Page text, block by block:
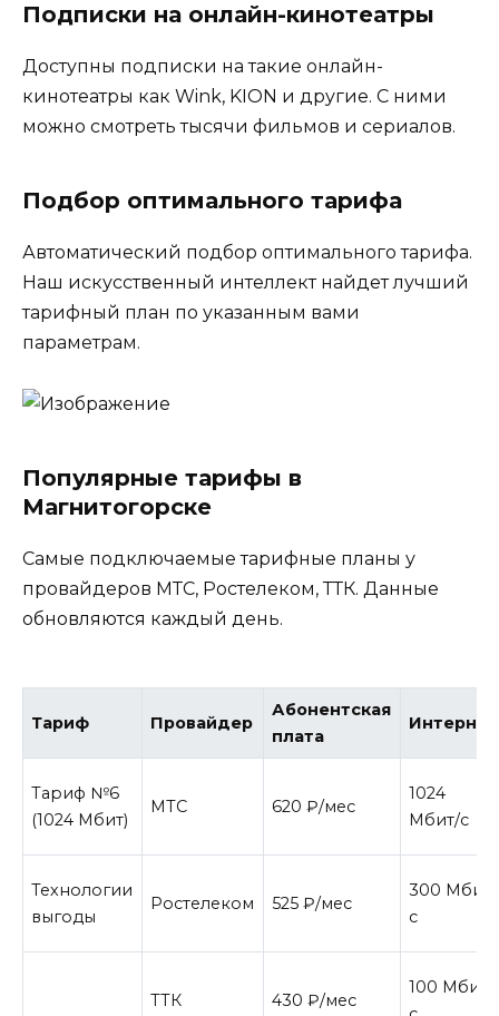
Подписки на онлайн-кинотеатры
Доступны подписки на такие онлайн-
кинотеатры как Wink, KION и другие. С ними
можно смотреть тысячи фильмов и сериалов.
Подбор оптимального тарифа
Автоматический подбор оптимального тарифа.
Наш искусственный интеллект найдет лучший
тарифный план по указанным вами
параметрам.
Популярные тарифы в
Магнитогорске
Самые подключаемые тарифные планы у
провайдеров МТС, Ростелеком, ТТК. Данные
обновляются каждый день.
Тариф Провайдер
Абонентская
плата
Интернет
Тариф №6
(1024 Мбит)
МТС 620 ₽/мес
1024
Мбит/с
Технологии
выгоды
Ростелеком 525 ₽/мес
300 Мбит/
с
ТТК 430 ₽/мес
100 Мбит/